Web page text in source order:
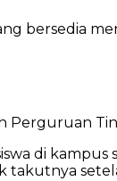
bersedia
Perguruan
di
takutnya